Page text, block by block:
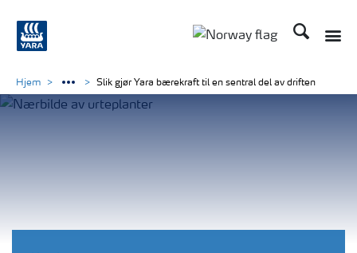
Søk
Hjem Slik gjør Yara bærekraft til en sentral del av driften